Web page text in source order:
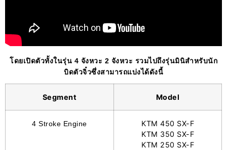
โดยเปิดตัวทั้งในรุ่น 4 จังหวะ 2 จังหวะ รวมไปถึงรุ่นมินิสำหรับนัก
บิดตัวจิ๋วซึ่งสามารถแบ่งได้ดังนี้
Segment Model
4 Stroke Engine
KTM 450 SX-F
KTM 350 SX-F
KTM 250 SX-F